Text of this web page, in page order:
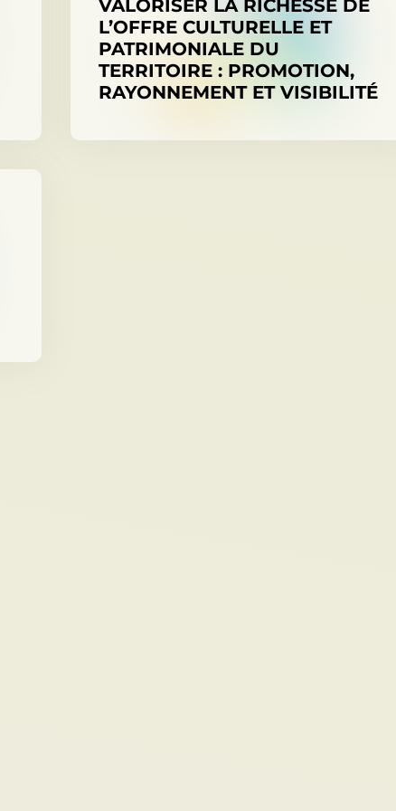
VALORISER LA RICHESSE DE
L’OFFRE CULTURELLE ET
PATRIMONIALE DU
TERRITOIRE : PROMOTION,
RAYONNEMENT ET VISIBILITÉ